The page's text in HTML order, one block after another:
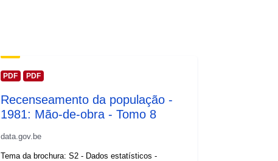
PDF PDF
Recenseamento da população -
1981: Mão-de-obra - Tomo 8
data.gov.be
Tema da brochura: S2 - Dados estatísticos -